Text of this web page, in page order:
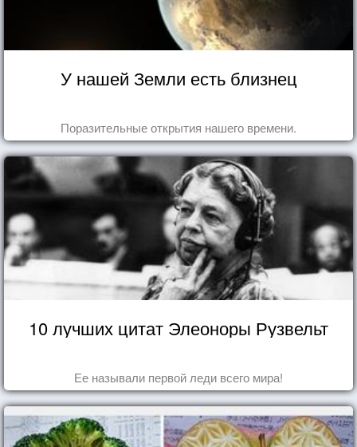
У нашей Земли есть близнец
Поразительные открытия нашего времени.
10 лучших цитат Элеоноры Рузвельт
Ее называли первой леди всего мира!